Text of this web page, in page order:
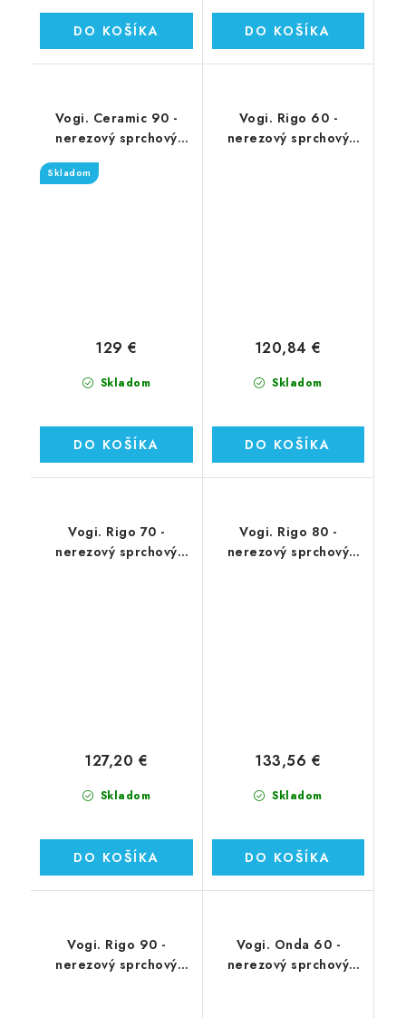
DO KOŠÍKA DO KOŠÍKA
Vogi. Ceramic 90 -
nerezový sprchový
žľab 90 cm (RD90set)
Skladom
Skladom
129 €
DO KOŠÍKA
Vogi. Rigo 60 -
nerezový sprchový
Skladom
120,84 €
DO KOŠÍKA
Vogi. Rigo 70 -
nerezový sprchový
Skladom
127,20 €
DO KOŠÍKA
Vogi. Rigo 80 -
nerezový sprchový
Skladom
133,56 €
DO KOŠÍKA
Vogi. Rigo 90 -
nerezový sprchový
Vogi. Onda 60 -
nerezový sprchový